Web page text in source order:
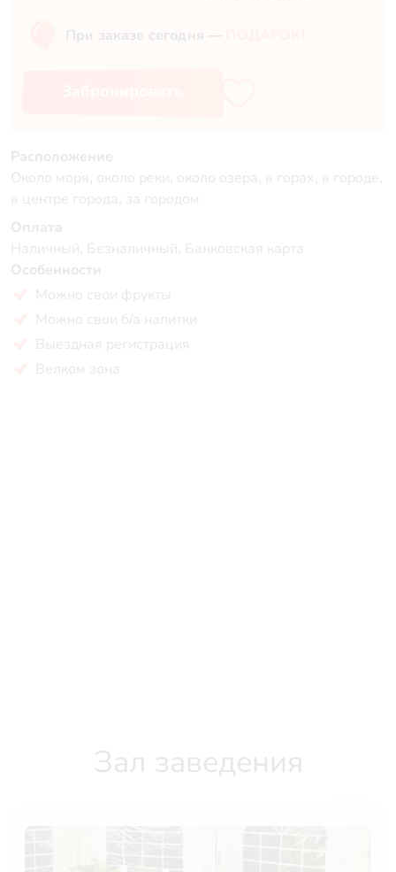
При заказе сегодня —
Расположение
Около моря, около реки, около озера, в горах, в городе,
в центре города, за городом
Оплата
Наличный, Безналичный, Банковская карта
Особенности
Можно свои фрукты
Можно свои б/а напитки
Выездная регистрация
Велком зона
Зал заведения